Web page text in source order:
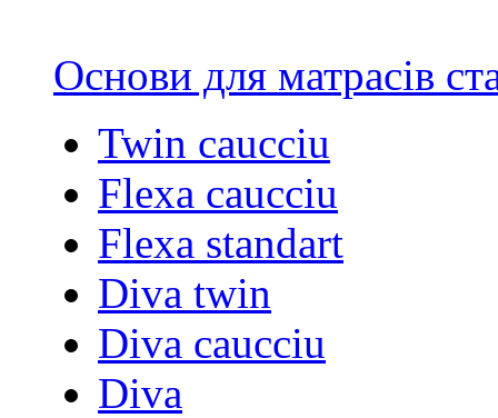
Основи для матрасів
Twin caucciu
Flexa caucciu
Flexa standart
Diva twin
Diva caucciu
Diva